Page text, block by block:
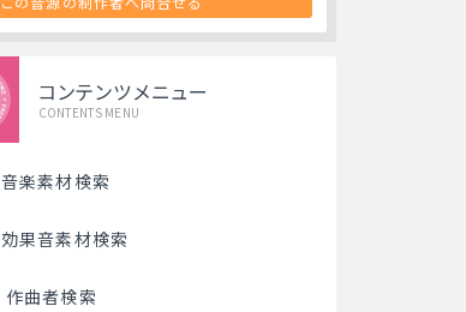
コンテンツメニュー
CONTENTS MENU
音楽素材検索
効果音素材検索
作曲者検索